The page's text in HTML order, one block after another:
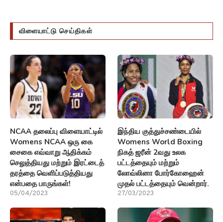
விளையாட்டு செய்திகள்
NCAA தலைப்பு விளையாட்டில்
Womens NCAA ஒரு கை
சைகை எவ்வாறு ஆதிக்கம்
செலுத்தியது மற்றும் இரட்டைத்
தரத்தை வெளிப்படுத்தியது
என்பதை பாருங்கள்!
05/04/2023
இந்திய குத்துச்சண்டையில்
Womens World Boxing
நிகத் ஜரீன் 2வது உலக
பட்டத்தையும் மற்றும்
லோவ்லினா போர்கோஹைன்
முதல் பட்டத்தையும் வென்றார்.
27/03/2023